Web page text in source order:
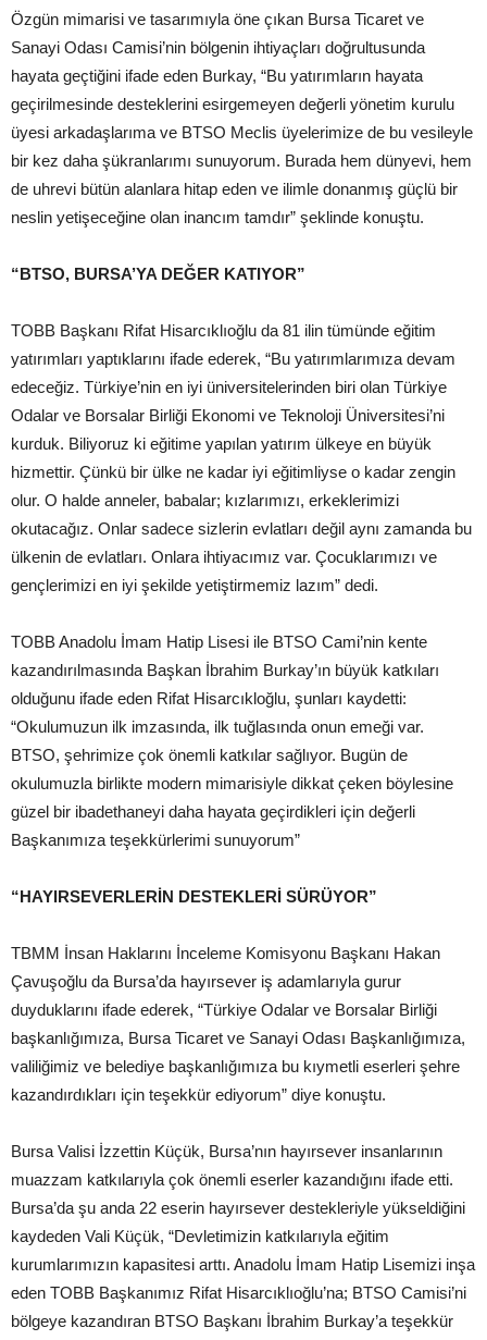
Özgün mimarisi ve tasarımıyla öne çıkan Bursa Ticaret ve
Sanayi Odası Camisi’nin bölgenin ihtiyaçları doğrultusunda
hayata geçtiğini ifade eden Burkay, “Bu yatırımların hayata
geçirilmesinde desteklerini esirgemeyen değerli yönetim kurulu
üyesi arkadaşlarıma ve BTSO Meclis üyelerimize de bu vesileyle
bir kez daha şükranlarımı sunuyorum. Burada hem dünyevi, hem
de uhrevi bütün alanlara hitap eden ve ilimle donanmış güçlü bir
neslin yetişeceğine olan inancım tamdır” şeklinde konuştu.
“BTSO, BURSA’YA DEĞER KATIYOR”
TOBB Başkanı Rifat Hisarcıklıoğlu da 81 ilin tümünde eğitim
yatırımları yaptıklarını ifade ederek, “Bu yatırımlarımıza devam
edeceğiz. Türkiye’nin en iyi üniversitelerinden biri olan Türkiye
Odalar ve Borsalar Birliği Ekonomi ve Teknoloji Üniversitesi’ni
kurduk. Biliyoruz ki eğitime yapılan yatırım ülkeye en büyük
hizmettir. Çünkü bir ülke ne kadar iyi eğitimliyse o kadar zengin
olur. O halde anneler, babalar; kızlarımızı, erkeklerimizi
okutacağız. Onlar sadece sizlerin evlatları değil aynı zamanda bu
ülkenin de evlatları. Onlara ihtiyacımız var. Çocuklarımızı ve
gençlerimizi en iyi şekilde yetiştirmemiz lazım” dedi.
TOBB Anadolu İmam Hatip Lisesi ile BTSO Cami’nin kente
kazandırılmasında Başkan İbrahim Burkay’ın büyük katkıları
olduğunu ifade eden Rifat Hisarcıkloğlu, şunları kaydetti:
“Okulumuzun ilk imzasında, ilk tuğlasında onun emeği var.
BTSO, şehrimize çok önemli katkılar sağlıyor. Bugün de
okulumuzla birlikte modern mimarisiyle dikkat çeken böylesine
güzel bir ibadethaneyi daha hayata geçirdikleri için değerli
Başkanımıza teşekkürlerimi sunuyorum”
“HAYIRSEVERLERİN DESTEKLERİ SÜRÜYOR”
TBMM İnsan Haklarını İnceleme Komisyonu Başkanı Hakan
Çavuşoğlu da Bursa’da hayırsever iş adamlarıyla gurur
duyduklarını ifade ederek, “Türkiye Odalar ve Borsalar Birliği
başkanlığımıza, Bursa Ticaret ve Sanayi Odası Başkanlığımıza,
valiliğimiz ve belediye başkanlığımıza bu kıymetli eserleri şehre
kazandırdıkları için teşekkür ediyorum” diye konuştu.
Bursa Valisi İzzettin Küçük, Bursa’nın hayırsever insanlarının
muazzam katkılarıyla çok önemli eserler kazandığını ifade etti.
Bursa’da şu anda 22 eserin hayırsever destekleriyle yükseldiğini
kaydeden Vali Küçük, “Devletimizin katkılarıyla eğitim
kurumlarımızın kapasitesi arttı. Anadolu İmam Hatip Lisemizi inşa
eden TOBB Başkanımız Rifat Hisarcıklıoğlu’na; BTSO Camisi’ni
bölgeye kazandıran BTSO Başkanı İbrahim Burkay’a teşekkür